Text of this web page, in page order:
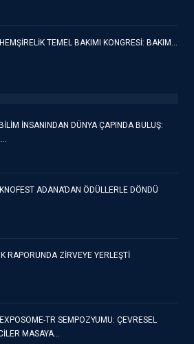
HEMŞİRELİK TEMEL BAKIMI KONGRESİ: BAKIM…
İNSANINDAN DÜNYA ÇAPINDA BULUŞ:
ADANA’DAN ÖDÜLLERLE DÖNDÜ
RAPORUNDA ZİRVEYE YERLEŞTİ
EXPOSOME-TR SEMPOZYUMU: ÇEVRESEL
MASAYA…